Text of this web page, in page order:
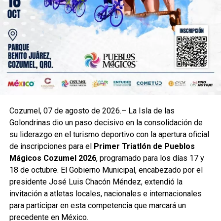
Cozumel, 07 de agosto de 2026.– La Isla de las
Golondrinas dio un paso decisivo en la consolidación de
su liderazgo en el turismo deportivo con la apertura oficial
de inscripciones para el Primer Triatlón de Pueblos
Mágicos Cozumel 2026, programado para los días 17 y
18 de octubre. El Gobierno Municipal, encabezado por el
presidente José Luis Chacón Méndez, extendió la
invitación a atletas locales, nacionales e internacionales
para participar en esta competencia que marcará un
precedente en México.